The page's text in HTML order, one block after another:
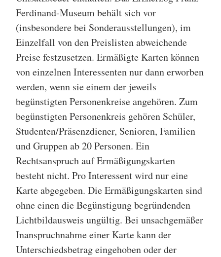
Ferdinand-Museum behält sich vor
(insbesondere bei Sonderausstellungen), im
Einzelfall von den Preislisten abweichende
Preise festzusetzen. Ermäßigte Karten können
von einzelnen Interessenten nur dann erworben
werden, wenn sie einem der jeweils
begünstigten Personenkreise angehören. Zum
begünstigten Personenkreis gehören Schüler,
Studenten/Präsenzdiener, Senioren, Familien
und Gruppen ab 20 Personen. Ein
Rechtsanspruch auf Ermäßigungskarten
besteht nicht. Pro Interessent wird nur eine
Karte abgegeben. Die Ermäßigungskarten sind
ohne einen die Begünstigung begründenden
Lichtbildausweis ungültig. Bei unsachgemäßer
Inanspruchnahme einer Karte kann der
Unterschiedsbetrag eingehoben oder der